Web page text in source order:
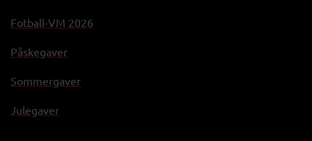
Fotball-VM 2026
Påskegaver
Sommergaver
Julegaver